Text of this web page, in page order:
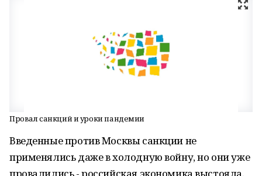
Провал санкций и уроки пандемии
Введенные против Москвы санкции не
применялись даже в холодную войну, но они уже